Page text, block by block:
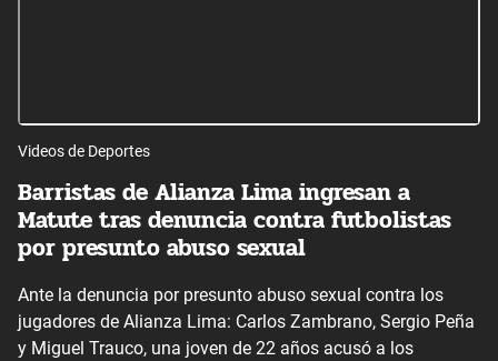
Videos de Deportes
Barristas de Alianza Lima ingresan a
Matute tras denuncia contra futbolistas
por presunto abuso sexual
Ante la denuncia por presunto abuso sexual contra los
jugadores de Alianza Lima: Carlos Zambrano, Sergio Peña
y Miguel Trauco, una joven de 22 años acusó a los